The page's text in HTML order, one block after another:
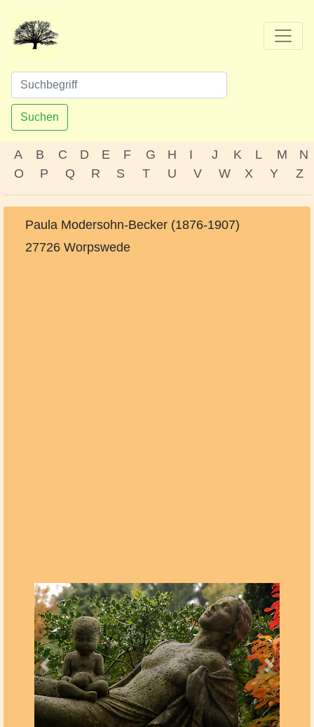
Suchen
A B C D E F G H I J K L M
N
O
P Q R S T U V W X Y Z
Paula Modersohn-Becker (1876-1907)
27726 Worpswede
Vorheriges